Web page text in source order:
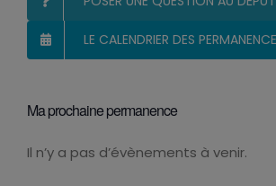
LE CALENDRIER DES
Ma prochaine permanence
Notice
Il n’y a pas d’évènements à venir.